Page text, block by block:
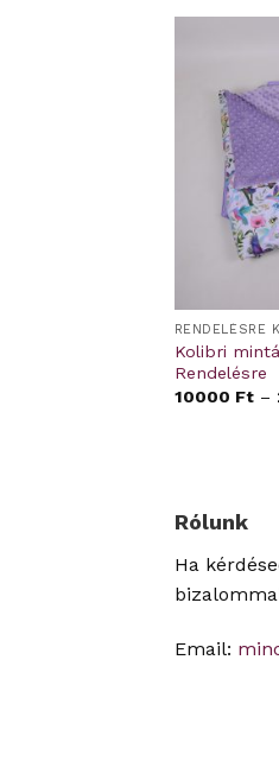
RENDELÉSRE
Kolibri
Rendelésre
10000 Ft–
Rólunk
Ha
Email: